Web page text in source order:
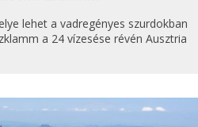
lehet a vadregényes szurdokban
a 24 vízesése révén Ausztria